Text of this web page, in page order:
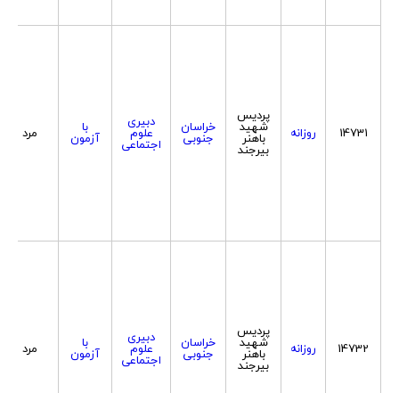
14731 روزانه
پردیس
شهید
باهنر
بیرجند
خراسان
جنوبی
دبیری
علوم
اجتماعی
با
آزمون مرد
14732 روزانه
پردیس
شهید
باهنر
بیرجند
خراسان
جنوبی
دبیری
علوم
اجتماعی
با
آزمون مرد